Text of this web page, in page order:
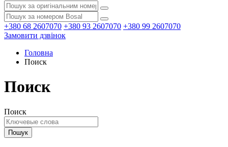
+380 68 2607070 +380 93 2607070 +380 99 2607070
Замовити дзвінок
Головна
Поиск
Поиск
Поиск